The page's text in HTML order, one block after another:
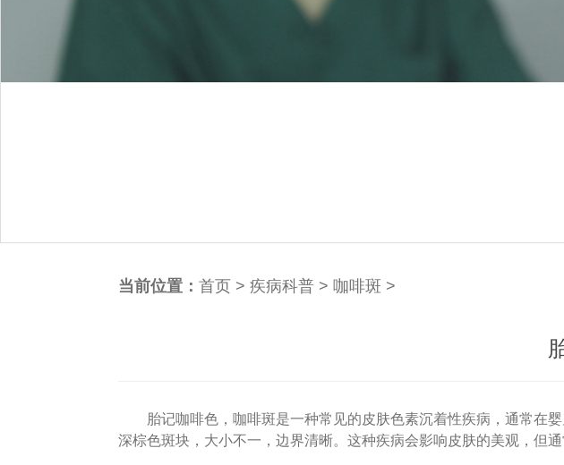
当前位置： 首页 > 疾病科普 > 咖啡斑 >
胎记咖啡色，咖啡斑是一种常见的皮肤色素沉着性疾病，通常在婴
深棕色斑块，大小不一，边界清晰。这种疾病会影响皮肤的美观，但通